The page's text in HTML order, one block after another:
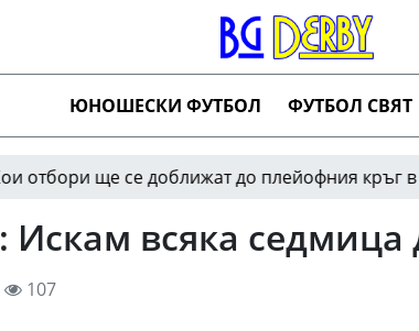
ЮНОШЕСКИ ФУТБОЛ ФУТБОЛ СВЯТ
ще се доближат до плейофния кръг в Лига
Искам всяка
107